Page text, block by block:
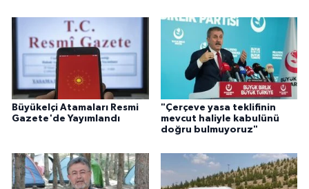
Büyükelçi Atamaları Resmi
Gazete'de Yayımlandı
"Çerçeve yasa teklifinin
mevcut haliyle kabulünü
doğru bulmuyoruz"